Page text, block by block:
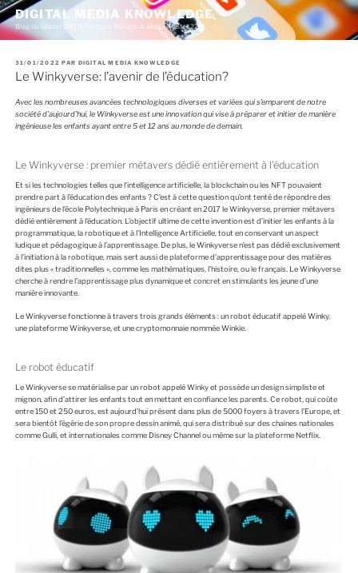
A
l
e
DIGITAL MEDIA KNOWLEDGE
Blog du Master SIREN Parcours Télécom & Média (Master 226)
P
U
B
É
L
E
31/01/2022 PAR DIGITAL MEDIA KNOWLEDGE
Le Winkyverse: l’avenir de l’éducation?
Avec les nombreuses avancées technologiques diverses et variées qui s’emparent de notre
société d’aujourd’hui, le Winkyverse est une innovation qui vise à préparer et initier de manière
ingénieuse les enfants ayant entre 5 et 12 ans au monde de demain.
Le Winkyverse : premier métavers dédié entièrement à l’éducation
Et si les technologies telles que l’intelligence artificielle, la blockchain ou les NFT pouvaient
prendre part à l’éducation des enfants ? C’est à cette question qu’ont tenté de répondre des
ingénieurs de l’école Polytechnique à Paris en créant en 2017 le Winkyverse, premier métavers
dédié entièrement à l’éducation. L’objectif ultime de cette invention est d’initier les enfants à la
programmatique, la robotique et à l’Intelligence Artificielle, tout en conservant un aspect
ludique et pédagogique à l’apprentissage. De plus, le Winkyverse n’est pas dédié exclusivement
à l’initiation à la robotique, mais sert aussi de plateforme d’apprentissage pour des matières
dites plus « traditionnelles », comme les mathématiques, l’histoire, ou le français. Le Winkyverse
cherche à rendre l’apprentissage plus dynamique et concret en stimulants les jeune d’une
manière innovante.
Le Winkyverse fonctionne à travers trois grands éléments : un robot éducatif appelé Winky,
une plateforme Winkyverse, et une cryptomonnaie nommée Winkie.
Le robot éducatif
Le Winkyverse se matérialise par un robot appelé Winky et possède un design simpliste et
mignon, afin d’attirer les enfants tout en mettant en confiance les parents. Ce robot, qui coûte
entre 150 et 250 euros, est aujourd’hui présent dans plus de 5000 foyers à travers l’Europe, et
sera bientôt l’égérie de son propre dessin animé, qui sera distribué sur des chaines nationales
comme Gulli, et internationales comme Disney Channel ou même sur la plateforme Netflix.